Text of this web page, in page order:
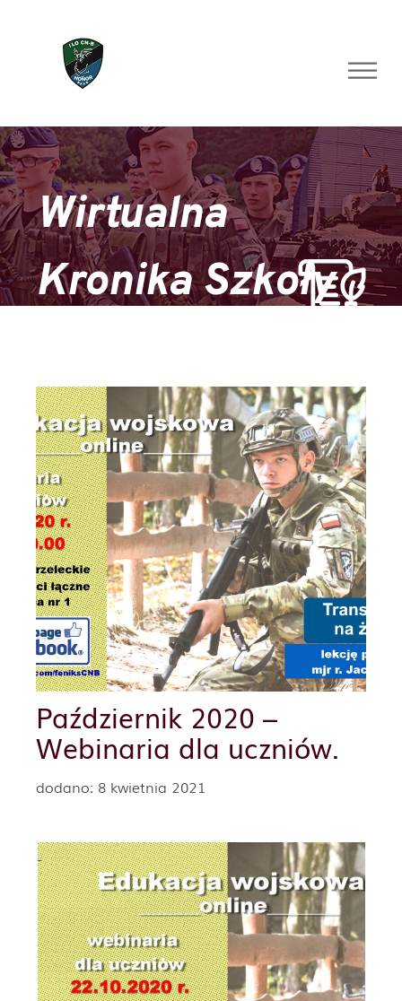
Wirtualna
Kronika Szkoły
Październik 2020 –
Webinaria dla uczniów.
dodano: 8 kwietnia 2021